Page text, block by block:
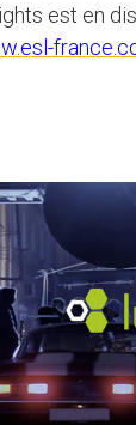
est en